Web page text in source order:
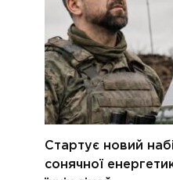
Стартує новий
сонячної